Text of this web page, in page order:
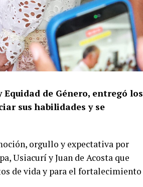
de Género, entregó los
sus habilidades y se
orgullo y expectativa por
Usiacurí y Juan de Acosta que
de vida y para el fortalecimiento